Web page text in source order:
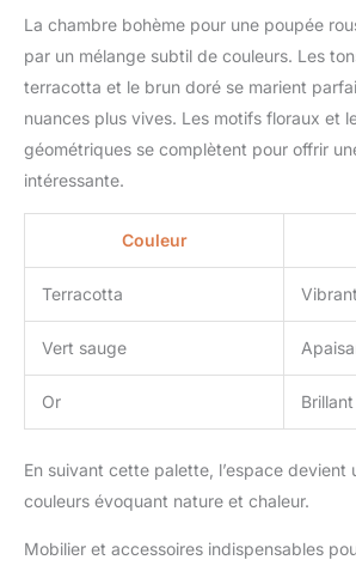
La chambre bohème pour une poupée
par un mélange subtil de couleurs. Les
terracotta et le brun doré se marient
nuances plus vives. Les motifs floraux et
géométriques se complètent pour offrir
intéressante.
Couleur
Terracotta Vibrant
Vert sauge
Or Brillant
En suivant cette palette, l’espace devient
couleurs évoquant nature et chaleur.
Mobilier et accessoires indispensables